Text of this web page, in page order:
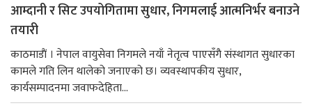
आम्दानी र सिट उपयोगितामा सुधार, निगमलाई आत्मनिर्भर बनाउने
तयारी
काठमाडाैं । नेपाल वायुसेवा निगमले नयाँ नेतृत्व पाएसँगै संस्थागत सुधारका
कामले गति लिन थालेको जनाएको छ। व्यवस्थापकीय सुधार,
कार्यसम्पादनमा जवाफदेहिता...